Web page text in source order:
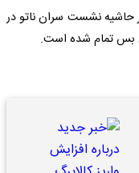
حاشیه نشست سران ناتو در
بس تمام شده است.